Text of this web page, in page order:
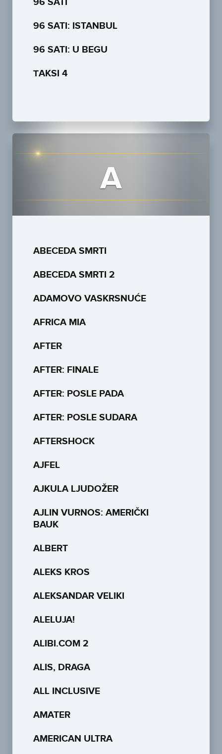
96 SATI: ISTANBUL
96 SATI: U BEGU
ТAKSI 4
A
ABECEDA SMRTI
ABECEDA SMRTI 2
ADAMOVO VASKRSNUĆE
AFRICA MIA
AFTER
AFTER: FINALE
AFTER: POSLE PADA
AFTER: POSLE SUDARA
AFTERSHOCK
AJFEL
AJKULA LJUDOŽER
AJLIN VURNOS: AMERIČKI
BAUK
ALBERT
ALEKS KROS
ALEKSANDAR VELIKI
ALELUJA!
ALIBI.COM 2
ALIS, DRAGA
ALL INCLUSIVE
AMATER
AMERICAN ULTRA